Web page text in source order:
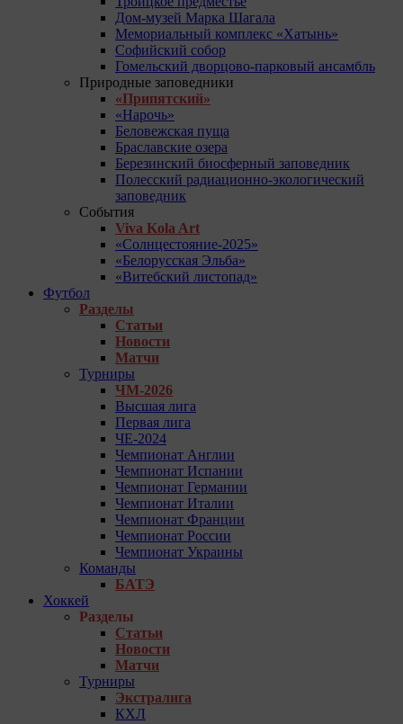
Дом-музей Марка Шагала
Мемориальный комплекс «Хатынь»
Софийский собор
Гомельский дворцово-парковый ансамбль
Природные заповедники
«Припятский»
«Нарочь»
Беловежская пуща
Браславские озера
Березинский биосферный заповедник
Полесский радиационно-экологический
заповедник
События
Viva Kola Art
«Солнцестояние-2025»
«Белорусская Эльба»
«Витебский листопад»
Футбол
Разделы
Статьи
Новости
Матчи
Турниры
ЧМ-2026
Высшая лига
Первая лига
ЧЕ-2024
Чемпионат Англии
Чемпионат Испании
Чемпионат Германии
Чемпионат Италии
Чемпионат Франции
Чемпионат России
Чемпионат Украины
Команды
БАТЭ
Хоккей
Разделы
Статьи
Новости
Матчи
Турниры
Экстралига
КХЛ